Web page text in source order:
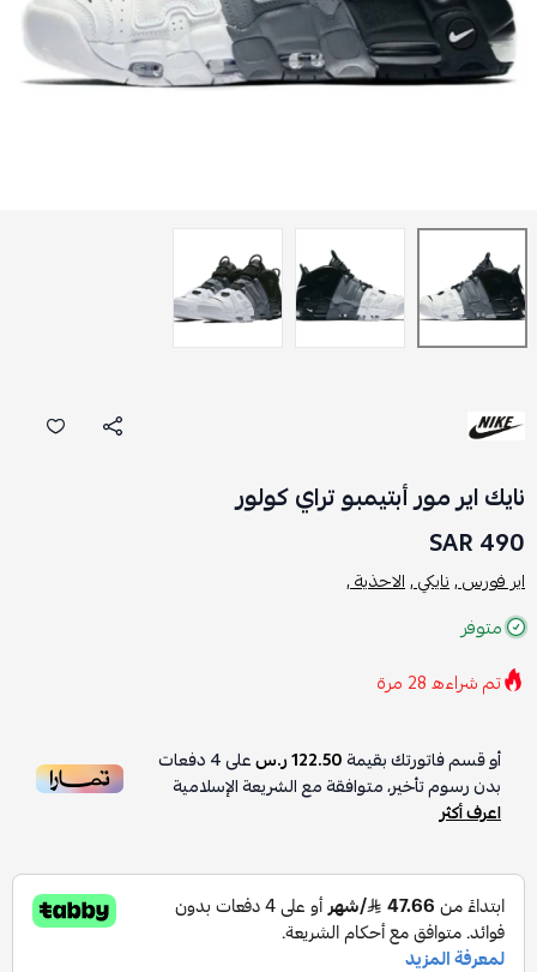
نايك اير مور أبتيمبو تراي كولور
490 SAR
اير فورس ,نايكي ,الاحذية ,
متوفر
تم شراءه28 مرة
أو قسم فاتورتك بقيمة122.50 ر.س على4دفعات
بدون رسوم تأخير، متوافقة مع الشريعة الإسلامية
اعرف أكثر